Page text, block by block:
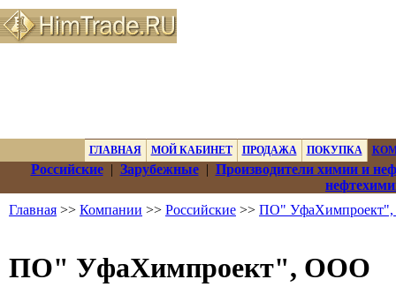
ГЛАВНАЯ МОЙ КАБИНЕТ ПРОДАЖА ПОКУПКА
Российские| Зарубежные| Производители химии и
Главная >> Компании >> Российские >> ПО"
ПО" УфаХимпроект", ООО